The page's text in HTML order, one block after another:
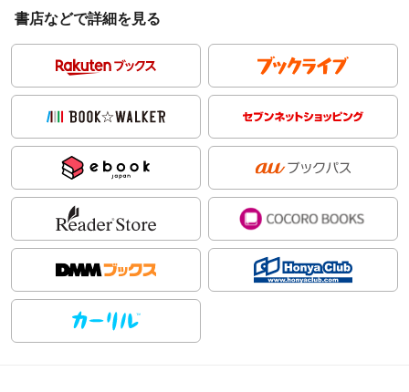
書店などで詳細を見る